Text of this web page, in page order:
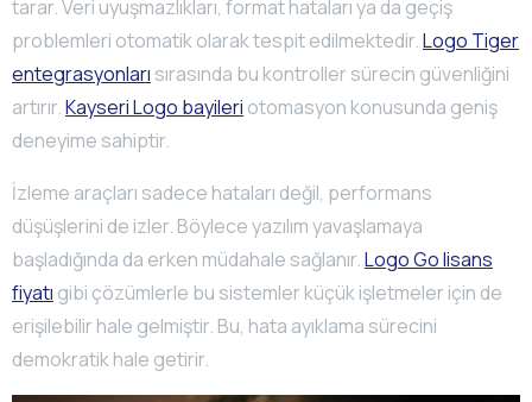
tarar. Veri uyuşmazlıkları, format hataları ya da geçiş
problemleri otomatik olarak tespit edilmektedir.Logo Tiger
entegrasyonları sırasında bu kontroller sürecin güvenliğini
artırır.Kayseri Logo bayileri otomasyon konusunda geniş
deneyime sahiptir.
İzleme araçları sadece hataları değil, performans
düşüşlerini de izler. Böylece yazılım yavaşlamaya
başladığında da erken müdahale sağlanır.Logo Go lisans
fiyatı gibi çözümlerle bu sistemler küçük işletmeler için de
erişilebilir hale gelmiştir. Bu, hata ayıklama sürecini
demokratik hale getirir.